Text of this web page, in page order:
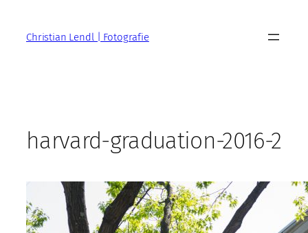
springenChristian Lendl | Fotografie
harvard-graduation-2016-2